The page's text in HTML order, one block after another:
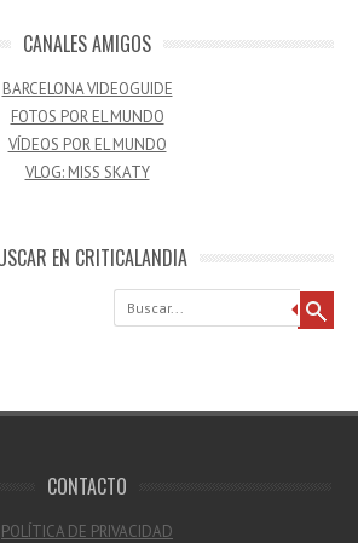
CANALES AMIGOS
BARCELONA VIDEOGUIDE
FOTOS POR EL MUNDO
VÍDEOS POR EL MUNDO
VLOG: MISS SKATY
EN CRITICALANDIA
Buscar
CONTACTO
POLÍTICA DE PRIVACIDAD